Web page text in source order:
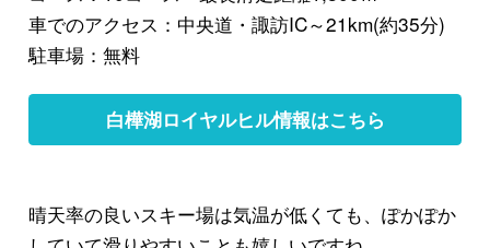
車でのアクセス：中央道・諏訪IC～21km(約35分)
駐車場：無料
白樺湖ロイヤルヒル情報はこちら
晴天率の良いスキー場は気温が低くても、ぽかぽか